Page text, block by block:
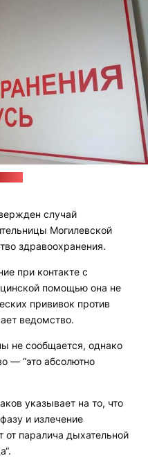
случай
Могилевской
здравоохранения.
при контакте с
помощью она не
прививок против
ведомство.
не сообщается, однако
— “это абсолютно
указывает на то, что
и излечение
от паралича дыхательной